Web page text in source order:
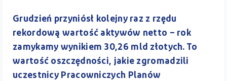
Grudzień przyniósł kolejny raz z rzędu
rekordową wartość aktywów netto – rok
zamykamy wynikiem 30,26 mld złotych. To
wartość oszczędności, jakie zgromadzili
uczestnicy Pracowniczych Planów